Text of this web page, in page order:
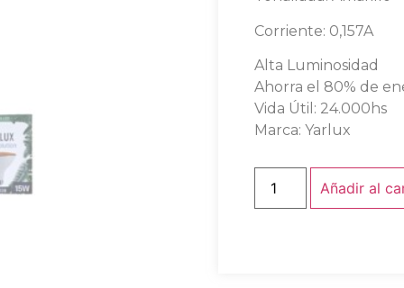
Corriente: 0,157A
Alta Luminosidad
Ahorra el 80% de
Vida Útil: 24.000hs
Marca: Yarlux
Añadir al